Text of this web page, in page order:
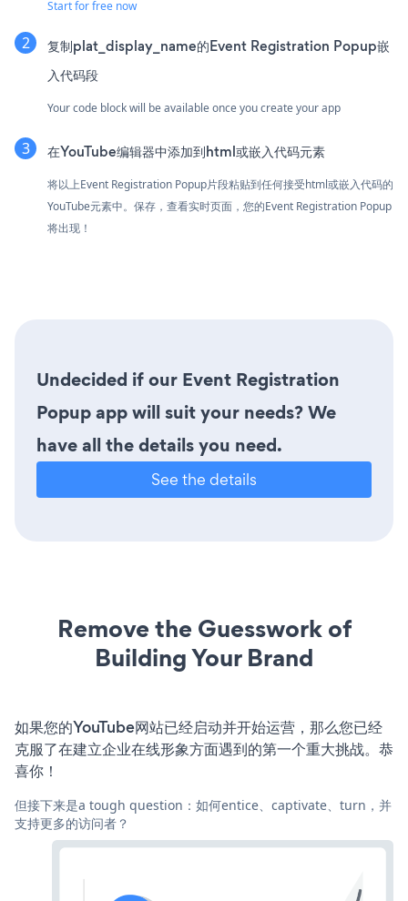
Start for free now
复制plat_display_name的Event Registration Popup嵌
入代码段
Your code block will be available once you create your app
在YouTube编辑器中添加到html或嵌入代码元素
将以上Event Registration Popup片段粘贴到任何接受html或嵌入代码的
YouTube元素中。保存，查看实时页面，您的Event Registration Popup
将出现！
Undecided if our Event Registration
Popup app will suit your needs? We
have all the details you need.
See the details
Remove the Guesswork of
Building Your Brand
如果您的YouTube网站已经启动并开始运营，那么您已经
克服了在建立企业在线形象方面遇到的第一个重大挑战。恭
喜你！
但接下来是a tough question：如何entice、captivate、turn，并
支持更多的访问者？